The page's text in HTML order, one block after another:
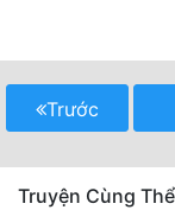
Nữ Cường
Nữ Phụ
Trước
Truyện Cùng